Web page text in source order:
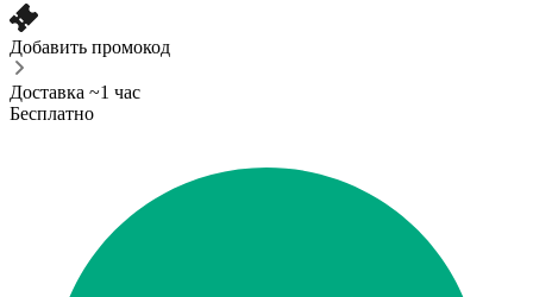
Добавить промокод
Доставка ~1 час
Бесплатно